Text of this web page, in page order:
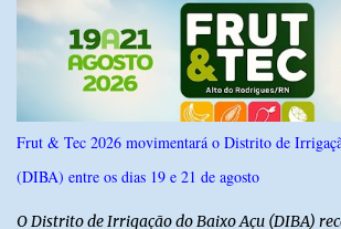
confiança de 95%. Registro no TSE: RN-09520/
Frut & Tec 2026 movimentará o Distrito de
(DIBA) entre os dias 19 e 21 de agosto
O Distrito de Irrigação do Baixo Açu (DIBA)